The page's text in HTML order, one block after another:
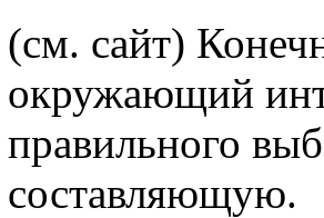
(см. сайт)
окружающий
правильного
составляющую.